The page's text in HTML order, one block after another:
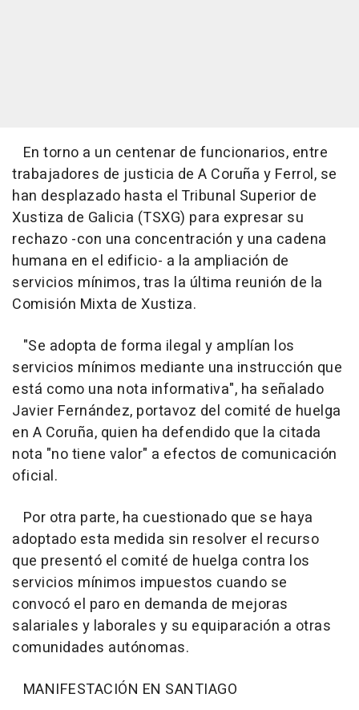
En torno a un centenar de funcionarios, entre
trabajadores de justicia de A Coruña y Ferrol, se
han desplazado hasta el Tribunal Superior de
Xustiza de Galicia (TSXG) para expresar su
rechazo -con una concentración y una cadena
humana en el edificio- a la ampliación de
servicios mínimos, tras la última reunión de la
Comisión Mixta de Xustiza.
"Se adopta de forma ilegal y amplían los
servicios mínimos mediante una instrucción que
está como una nota informativa", ha señalado
Javier Fernández, portavoz del comité de huelga
en A Coruña, quien ha defendido que la citada
nota "no tiene valor" a efectos de comunicación
oficial.
Por otra parte, ha cuestionado que se haya
adoptado esta medida sin resolver el recurso
que presentó el comité de huelga contra los
servicios mínimos impuestos cuando se
convocó el paro en demanda de mejoras
salariales y laborales y su equiparación a otras
comunidades autónomas.
MANIFESTACIÓN EN SANTIAGO